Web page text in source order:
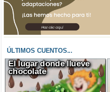
ÚLTIMOS CUENTOS...
El lugar donde llueve
chocolate